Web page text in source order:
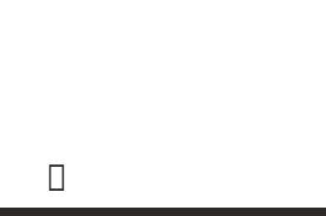
Page Facebook